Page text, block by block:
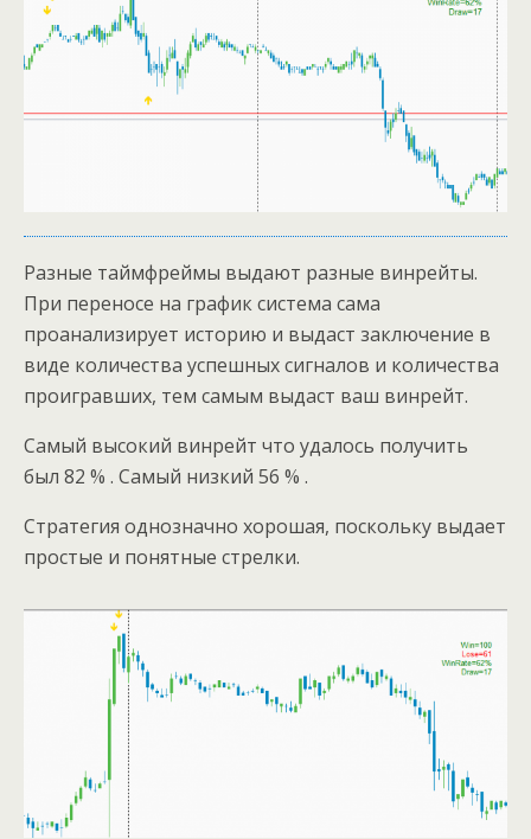
Разные таймфреймы выдают разные винрейты.
При переносе на график система сама
проанализирует историю и выдаст заключение в
виде количества успешных сигналов и количества
проигравших, тем самым выдаст ваш винрейт.
Самый высокий винрейт что удалось получить
был 82 % . Самый низкий 56 % .
Стратегия однозначно хорошая, поскольку выдает
простые и понятные стрелки.